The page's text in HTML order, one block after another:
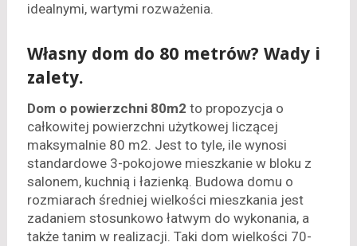
idealnymi, wartymi rozważenia.
Własny dom do 80 metrów? Wady i
zalety.
Dom o powierzchni 80m2 to propozycja o
całkowitej powierzchni użytkowej liczącej
maksymalnie 80 m2. Jest to tyle, ile wynosi
standardowe 3-pokojowe mieszkanie w bloku z
salonem, kuchnią i łazienką. Budowa domu o
rozmiarach średniej wielkości mieszkania jest
zadaniem stosunkowo łatwym do wykonania, a
także tanim w realizacji. Taki dom wielkości 70-